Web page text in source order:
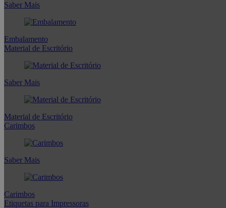
Saber Mais
Embalamento
Material de Escritório
Saber Mais
Material de Escritório
Carimbos
Saber Mais
Carimbos
Etiquetas para Impressoras